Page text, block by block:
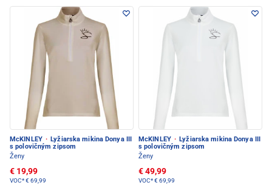
McKINLEY · Lyžiarska mikina Donya III
s polovičným zipsom
Ženy
€ 19,99
VOC*€ 69,99
McKINLEY · Lyžiarska mikina Donya III
s polovičným zipsom
Ženy
€ 49,99
VOC*€ 69,99